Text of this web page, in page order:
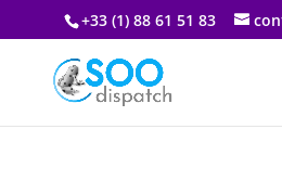
+33 (1) 88 61 51 83